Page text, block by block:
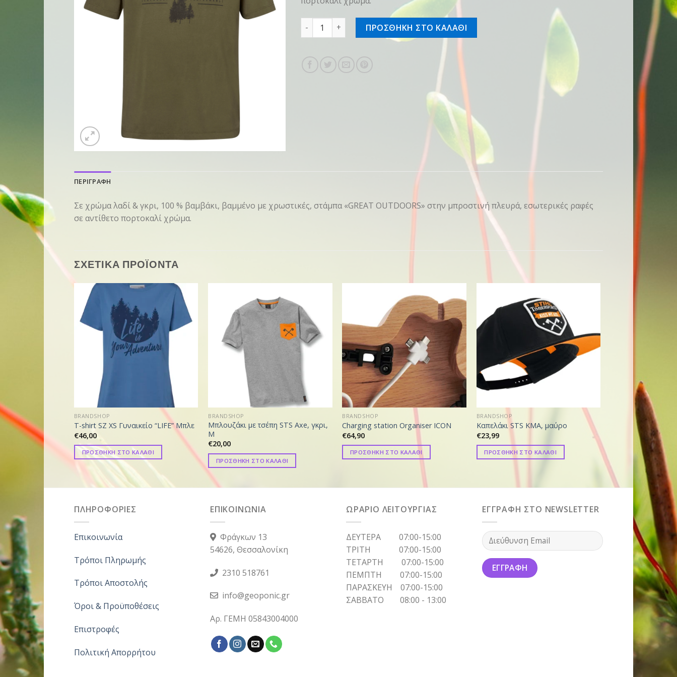
T-shirt SZ L "OUTDOORS" Γκρι ποσότητα
ΠΡΟΣΘΗΚΗ ΣΤΟ ΚΑΛΑΘΙ
ΠΕΡΙΓΡΑΦΗ
Σε χρώμα λαδί & γκρι, 100 % βαμβάκι, βαμμένο με χρωστικές, στάμπα «GREAT OUTDOORS» στην μπροστινή πλευρά, εσωτερικές ραφές
σε αντίθετο πορτοκαλί χρώμα.
ΣΧΕΤΙΚΑ ΠΡΟΪΟΝΤΑ
BRANDSHOP
T-shirt SZ XS Γυναικείο “LIFE” Μπλε
€46,00
ΠΡΟΣΘΗΚΗ ΣΤΟ ΚΑΛΑΘΙ
BRANDSHOP
Μπλουζάκι με τσέπη STS Axe, γκρι,
M
€20,00
ΠΡΟΣΘΗΚΗ ΣΤΟ ΚΑΛΑΘΙ
BRANDSHOP
Charging station Organiser ICON
€64,90
ΠΡΟΣΘΗΚΗ ΣΤΟ ΚΑΛΑΘΙ
BRANDSHOP
Καπελάκι STS KMA, μαύρο
€23,99
ΠΡΟΣΘΗΚΗ ΣΤΟ ΚΑΛΑΘΙ
BRANDSHOP
Shorts
ΠΡΟΣΘΗΚΗ ΣΤΟ
ΠΛΗΡΟΦΟΡΙΕΣ
Επικοινωνία
Τρόποι Πληρωμής
Τρόποι Αποστολής
Όροι & Προϋποθέσεις
Επιστροφές
Πολιτική Απορρήτου
ΕΠΙΚΟΙΝΩΝΙΑ
Φράγκων 13
54626, Θεσσαλονίκη
2310 518761
info@geoponic.gr
Αρ. ΓΕΜΗ 05843004000
ΩΡΑΡΙΟ ΛΕΙΤΟΥΡΓΙΑΣ
ΔΕΥΤΕΡΑ 07:00-15:00
ΤΡΙΤΗ 07:00-15:00
ΤΕΤΑΡΤΗ 07:00-15:00
ΠΕΜΠΤΗ 07:00-15:00
ΠΑΡΑΣΚΕΥΗ 07:00-15:00
ΣΑΒΒΑΤΟ 08:00 - 13:00
ΕΓΓΡΑΦΗ ΣΤΟ NEWSLETTER